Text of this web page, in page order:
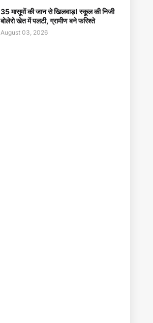
35 मासूमों की जान से खिलवाड़! स्कूल की निजी
बोलेरो खेत में पलटी, ग्रामीण बने फरिश्ते
August 03, 2026